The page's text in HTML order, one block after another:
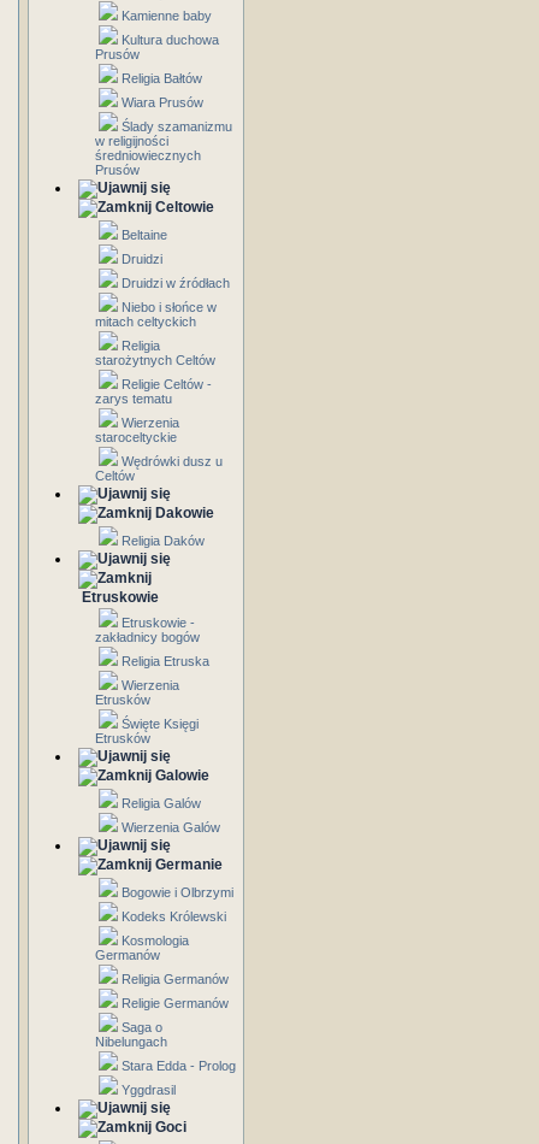
Kamienne baby
Kultura duchowa
Prusów
Religia Bałtów
Wiara Prusów
Ślady szamanizmu
w religijności
średniowiecznych
Prusów
Celtowie
Beltaine
Druidzi
Druidzi w źródłach
Niebo i słońce w
mitach celtyckich
Religia
starożytnych Celtów
Religie Celtów -
zarys tematu
Wierzenia
staroceltyckie
Wędrówki dusz u
Celtów
Dakowie
Religia Daków
Etruskowie
Etruskowie -
zakładnicy bogów
Religia Etruska
Wierzenia
Etrusków
Święte Księgi
Etrusków
Galowie
Religia Galów
Wierzenia Galów
Germanie
Bogowie i Olbrzymi
Kodeks Królewski
Kosmologia
Germanów
Religia Germanów
Religie Germanów
Saga o
Nibelungach
Stara Edda - Prolog
Yggdrasil
Goci